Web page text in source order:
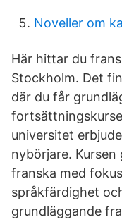
Noveller om
Här hittar du
Stockholm. Det
där du får
universitet
nybörjare. Kursen
franska med
språkfärdighet
grundläggande